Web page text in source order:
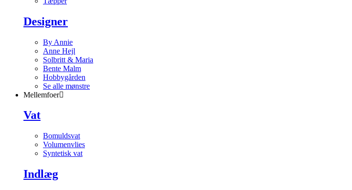
Designer
By Annie
Anne Hejl
Solbritt & Maria
Bente Malm
Hobbygården
Se alle mønstre
Mellemfoer
Vat
Bomuldsvat
Volumenvlies
Syntetisk vat
Indlæg